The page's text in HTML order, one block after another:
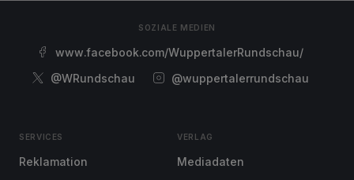
SOZIALE MEDIEN
www.facebook.com/WuppertalerRundschau/
@WRundschau
@wuppertalerrundschau
SERVICES
Reklamation
VERLAG
Mediadaten